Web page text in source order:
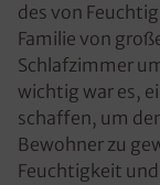
des von
Familie von
Schlafzimmer
wichtig war es,
schaffen, um
Bewohner zu
Feuchtigkeit